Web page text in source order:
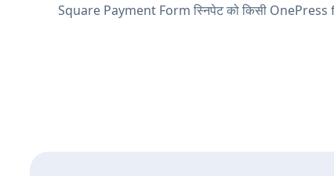
Square Payment Form स्निपेट को किसी OnePress